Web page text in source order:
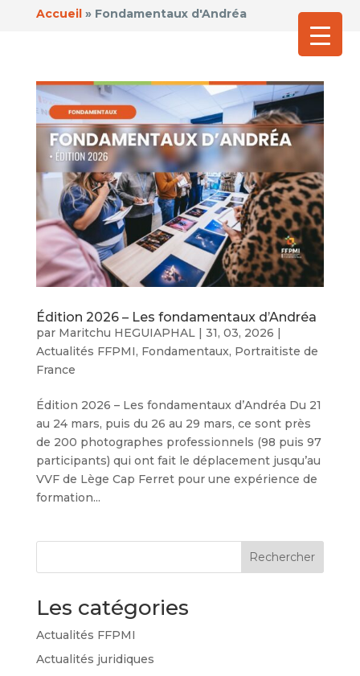
Accueil» Fondamentaux d'Andréa
Édition 2026 – Les fondamentaux d’Andréa
par Maritchu HEGUIAPHAL| 31, 03, 2026 |
Actualités FFPMI, Fondamentaux, Portraitiste de
France
Édition 2026 – Les fondamentaux d’Andréa Du 21
au 24 mars, puis du 26 au 29 mars, ce sont près
de 200 photographes professionnels (98 puis 97
participants) qui ont fait le déplacement jusqu’au
VVF de Lège Cap Ferret pour une expérience de
formation...
Rechercher
Les catégories
Actualités FFPMI
Actualités juridiques